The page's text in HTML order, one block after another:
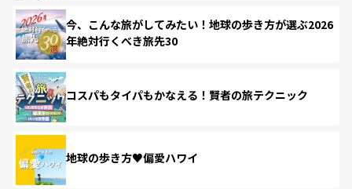
今、こんな旅がしてみたい！地球の歩き方が選ぶ2026
年絶対行くべき旅先30
コスパもタイパもかなえる！賢者の旅テクニック
地球の歩き方♥偏愛ハワイ